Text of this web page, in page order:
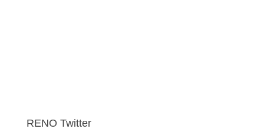
RENO Twitter